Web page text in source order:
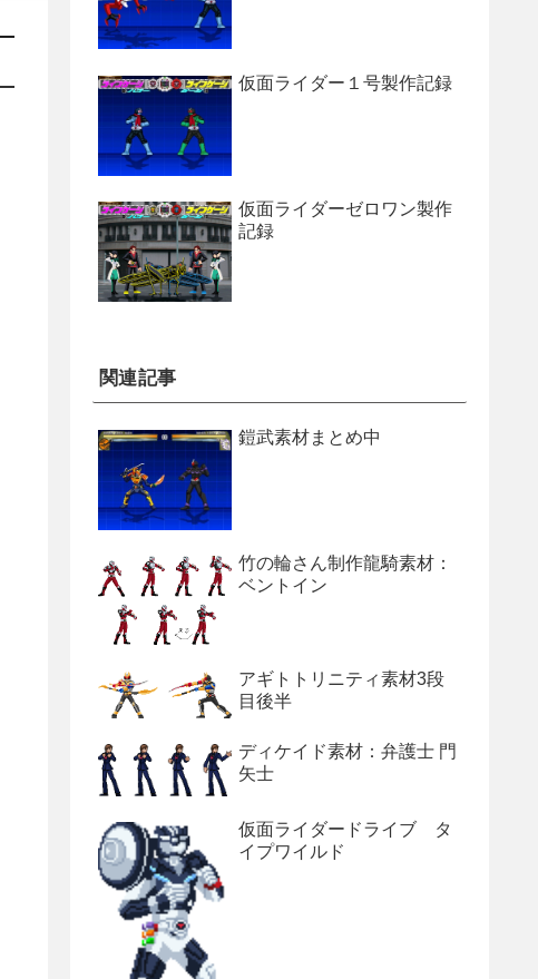
仮面ライダー１号製作記録
仮面ライダーゼロワン製作
記録
関連記事
鎧武素材まとめ中
竹の輪さん制作龍騎素材：
ベントイン
アギトトリニティ素材3段
目後半
ディケイド素材：弁護士 門
矢士
仮面ライダードライブ タ
イプワイルド